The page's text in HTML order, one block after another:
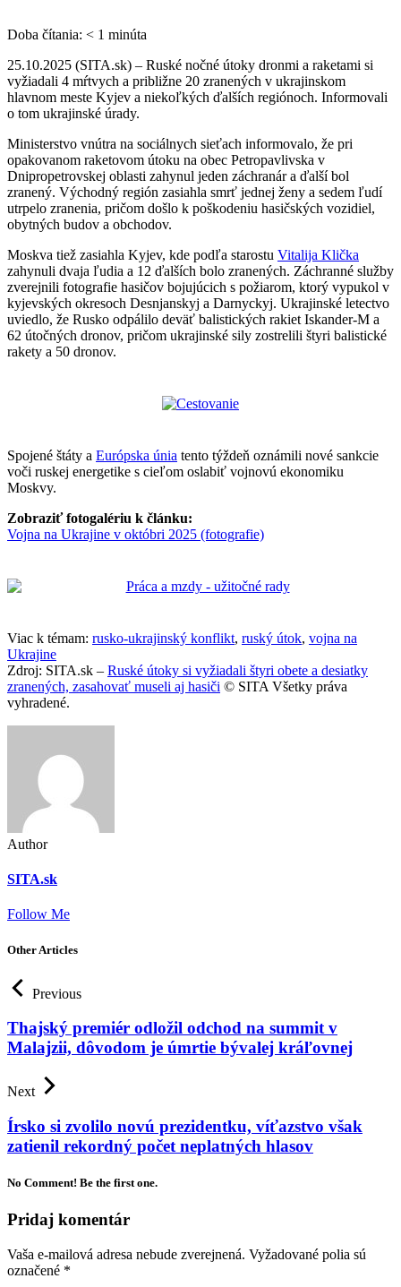
Doba čítania: < 1 minúta
25.10.2025 (SITA.sk) – Ruské nočné útoky dronmi a raketami si
vyžiadali 4 mŕtvych a približne 20 zranených v ukrajinskom
hlavnom meste Kyjev a niekoľkých ďalších regiónoch. Informovali
o tom ukrajinské úrady.
Ministerstvo vnútra na sociálnych sieťach informovalo, že pri
opakovanom raketovom útoku na obec Petropavlivska v
Dnipropetrovskej oblasti zahynul jeden záchranár a ďalší bol
zranený. Východný región zasiahla smrť jednej ženy a sedem ľudí
utrpelo zranenia, pričom došlo k poškodeniu hasičských vozidiel,
obytných budov a obchodov.
Moskva tiež zasiahla Kyjev, kde podľa starostu Vitalija Klička
zahynuli dvaja ľudia a 12 ďalších bolo zranených. Záchranné služby
zverejnili fotografie hasičov bojujúcich s požiarom, ktorý vypukol v
kyjevských okresoch Desnjanskyj a Darnyckyj. Ukrajinské letectvo
uviedlo, že Rusko odpálilo deväť balistických rakiet Iskander-M a
62 útočných dronov, pričom ukrajinské sily zostrelili štyri balistické
rakety a 50 dronov.
Spojené štáty a Európska únia tento týždeň oznámili nové sankcie
voči ruskej energetike s cieľom oslabiť vojnovú ekonomiku
Moskvy.
Zobraziť fotogalériu k článku:
Vojna na Ukrajine v októbri 2025 (fotografie)
Viac k témam: rusko-ukrajinský konflikt, ruský útok, vojna na
Ukrajine
Zdroj: SITA.sk – Ruské útoky si vyžiadali štyri obete a desiatky
zranených, zasahovať museli aj hasiči © SITA Všetky práva
vyhradené.
Author
SITA.sk
Follow Me
Other Articles
Previous
Thajský premiér odložil odchod na summit v
Malajzii, dôvodom je úmrtie bývalej kráľovnej
Next
Írsko si zvolilo novú prezidentku, víťazstvo však
zatienil rekordný počet neplatných hlasov
No Comment! Be the first one.
Pridaj komentár
Vaša e-mailová adresa nebude zverejnená. Vyžadované polia sú
označené *